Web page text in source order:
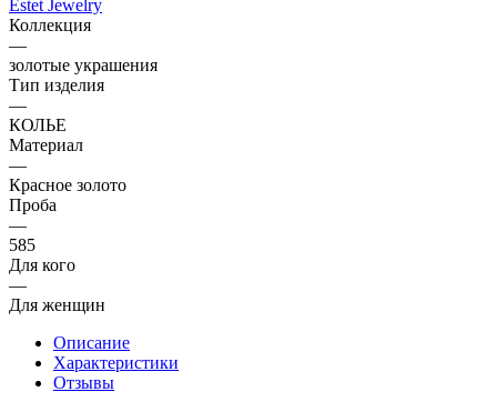
Estet Jewelry
Коллекция
—
золотые украшения
Тип изделия
—
КОЛЬЕ
Материал
—
Красное золото
Проба
—
585
Для кого
—
Для женщин
Описание
Характеристики
Отзывы